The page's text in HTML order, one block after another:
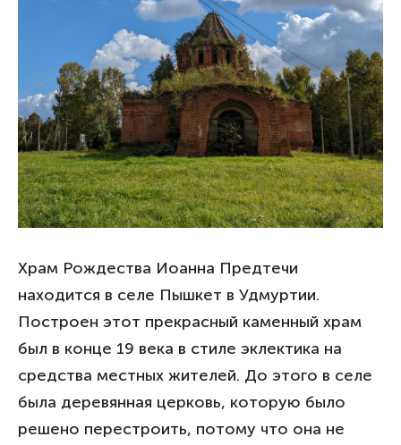
Храм Рождества Иоанна Предтечи
находится в селе Пышкет в Удмуртии.
Построен этот прекрасный каменный храм
был в конце 19 века в стиле эклектика на
средства местных жителей. До этого в селе
была деревянная церковь, которую было
решено перестроить, потому что она не